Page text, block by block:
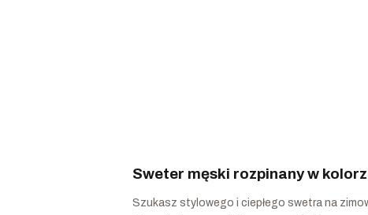
Sweter męski rozpinany w
Szukasz stylowego i ciepłego swetra na